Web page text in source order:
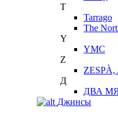
T
Tarrago
The
Y
YMC
Z
Д
ДВА
Джинсы